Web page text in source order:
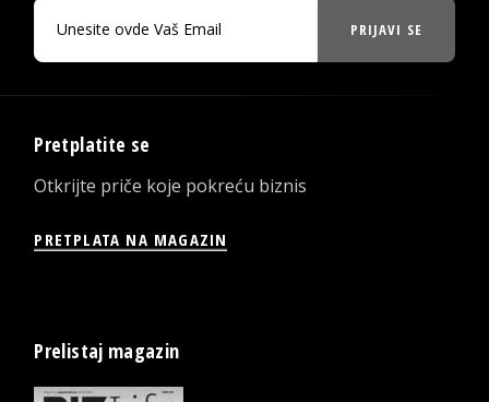
PRIJAVI SE
Pretplatite se
Otkrijte priče koje pokreću biznis
PRETPLATA NA MAGAZIN
Prelistaj magazin